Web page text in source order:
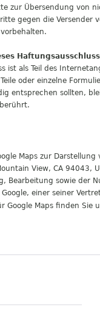
zur Übersendung von
gegen die Versender
ist als Teil des
oder einzelne
entsprechen sollten,
Maps zur
View, CA 94043,
Bearbeitung sowie der
einer seiner
Google Maps finden Sie